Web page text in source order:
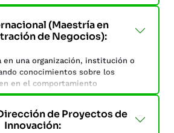
pedagógico.
asumir roles de liderazgo y
la enseñanza y el aprendizaje.
educativa, Instrumentos de
educativa y Programas por
(Maestría en
de Negocios):
en una organización, institución o
conocimientos sobre los
en el comportamiento
de gestionar estratégicamente los
competitivas.de Proyectos de
Innovación: